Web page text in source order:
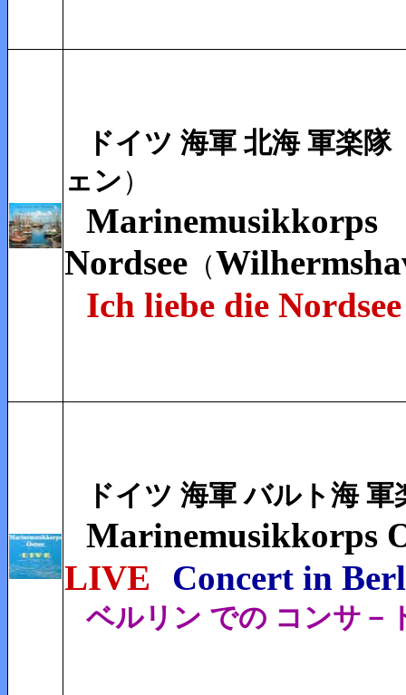
ドイツ 海軍 北海軍楽隊
ェン ）
Marinemusikkorps
Nordsee （
Ich liebe die Nordsee
ドイツ 海軍バルト海軍
Marinemusikkorps
LIVE
Concert in
ベルリン での コンサ－